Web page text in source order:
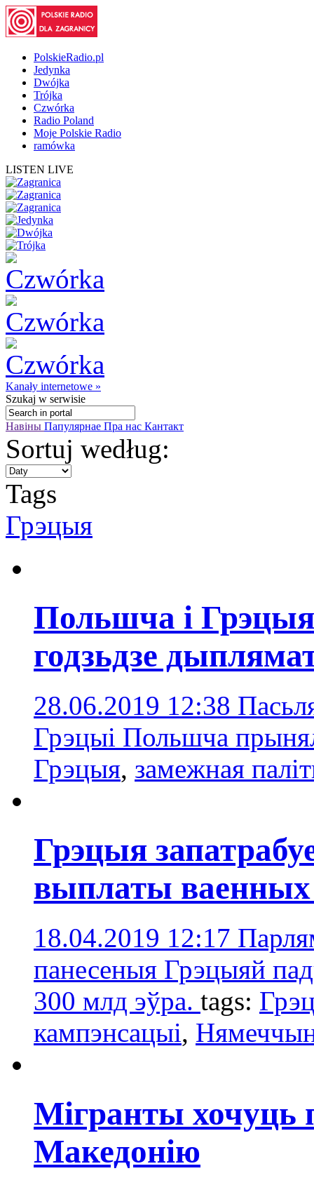
PolskieRadio.pl
Jedynka
Dwójka
Trójka
Czwórka
Radio Poland
Moje Polskie Radio
ramówka
LISTEN LIVE
Kanały internetowe »
Szukaj w serwisie
Навіны Папулярнае Пра нас Кантакт
Sortuj według:
Tags
Грэцыя
Польшча і
годзьдзе
28.06.2019 12:38
Грэцыі Польшча
Грэцыя, замежная
Грэцыя
выплаты
18.04.2019 12:17
панесеныя Грэцыяй
300 млд эўра. tags:
кампэнсацыі,
Мігранты хочуць
Македонію